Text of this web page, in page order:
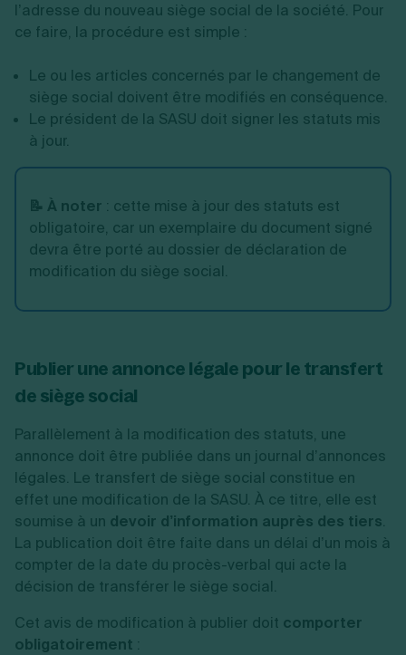
l’adresse du nouveau siège social de la société. Pour
ce faire, la procédure est simple :
Le ou les articles concernés par le changement de
siège social doivent être modifiés en conséquence.
Le président de la SASU doit signer les statuts mis
à jour.
📝 À noter : cette mise à jour des statuts est
obligatoire, car un exemplaire du document signé
devra être porté au dossier de déclaration de
modification du siège social.
Publier une annonce légale pour le transfert
de siège social
Parallèlement à la modification des statuts, une
annonce doit être publiée dans un journal d’annonces
légales. Le transfert de siège social constitue en
effet une modification de la SASU. À ce titre, elle est
soumise à un devoir d’information auprès des tiers.
La publication doit être faite dans un délai d’un mois à
compter de la date du procès-verbal qui acte la
décision de transférer le siège social.
Cet avis de modification à publier doit comporter
obligatoirement :